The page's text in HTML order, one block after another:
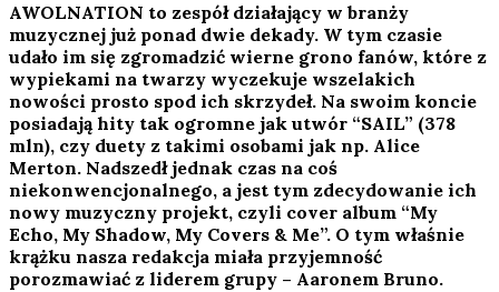
AWOLNATION to zespół działający w branży
muzycznej już ponad dwie dekady. W tym czasie
udało im się zgromadzić wierne grono fanów, które z
wypiekami na twarzy wyczekuje wszelakich
nowości prosto spod ich skrzydeł. Na swoim koncie
posiadają hity tak ogromne jak utwór “SAIL” (378
mln), czy duety z takimi osobami jak np. Alice
Merton. Nadszedł jednak czas na coś
niekonwencjonalnego, a jest tym zdecydowanie ich
nowy muzyczny projekt, czyli cover album “My
Echo, My Shadow, My Covers & Me”. O tym właśnie
krążku nasza redakcja miała przyjemność
porozmawiać z liderem grupy – Aaronem Bruno.